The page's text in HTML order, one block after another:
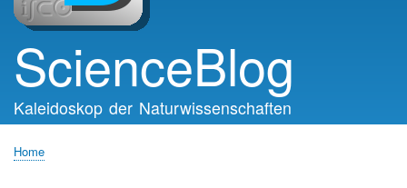
ScienceBlog
Kaleidoskop der Naturwissenschaften
Home